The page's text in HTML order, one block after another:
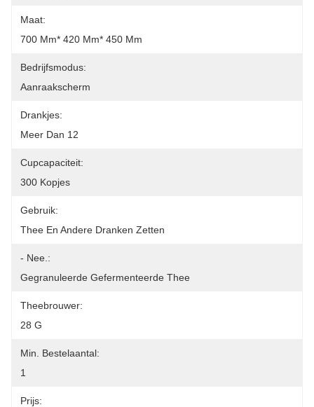
Maat:
700 Mm* 420 Mm* 450 Mm
Bedrijfsmodus:
Aanraakscherm
Drankjes:
Meer Dan 12
Cupcapaciteit:
300 Kopjes
Gebruik:
Thee En Andere Dranken Zetten
- Nee.:
Gegranuleerde Gefermenteerde Thee
Theebrouwer:
28 G
Min. Bestelaantal:
1
Prijs: